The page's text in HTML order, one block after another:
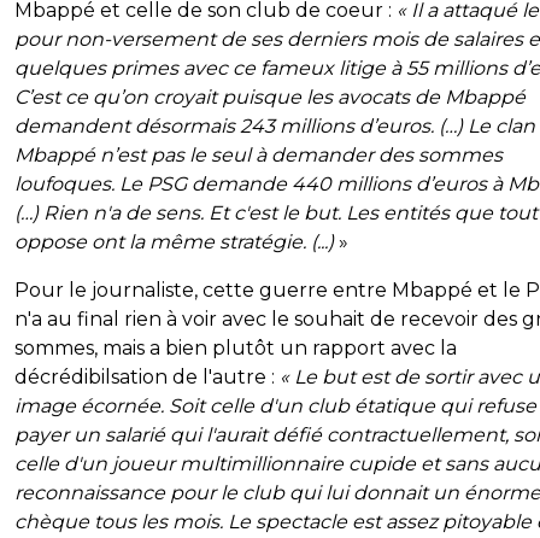
Mbappé et celle de son club de coeur : « Il a attaqué
pour non-versement de ses derniers mois de salaires
quelques primes avec ce fameux litige à 55 millions
C’est ce qu’on croyait puisque les avocats de Mbappé
demandent désormais 243 millions d’euros. (…) Le clan
Mbappé n’est pas le seul à demander des sommes
loufoques. Le PSG demande 440 millions d’euros à
(…) Rien n'a de sens. Et c'est le but. Les entités que tout
oppose ont la même stratégie. (...)»
Pour le journaliste, cette guerre entre Mbappé et le
n'a au final rien à voir avec le souhait de recevoir des
sommes, mais a bien plutôt un rapport avec la
décrédibilsation de l'autre : « Le but est de sortir avec
image écornée. Soit celle d'un club étatique qui
payer un salarié qui l'aurait défié contractuellement,
celle d'un joueur multimillionnaire cupide et sans
reconnaissance pour le club qui lui donnait un énorme
chèque tous les mois. Le spectacle est assez pitoyable